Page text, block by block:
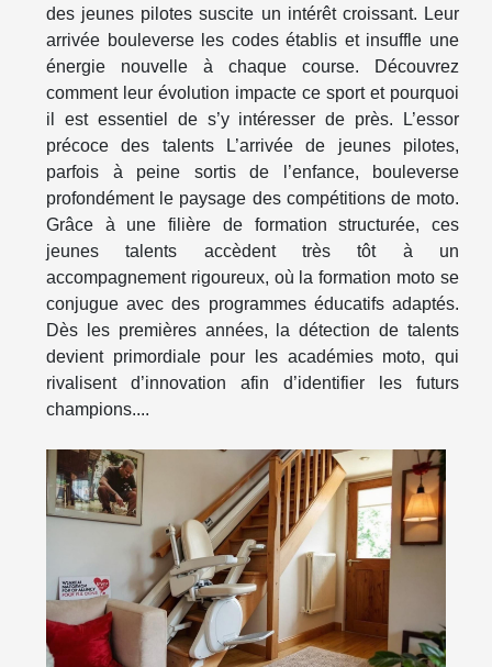
des jeunes pilotes suscite un intérêt croissant. Leur
arrivée bouleverse les codes établis et insuffle une
énergie nouvelle à chaque course. Découvrez
comment leur évolution impacte ce sport et pourquoi
il est essentiel de s’y intéresser de près. L’essor
précoce des talents L’arrivée de jeunes pilotes,
parfois à peine sortis de l’enfance, bouleverse
profondément le paysage des compétitions de moto.
Grâce à une filière de formation structurée, ces
jeunes talents accèdent très tôt à un
accompagnement rigoureux, où la formation moto se
conjugue avec des programmes éducatifs adaptés.
Dès les premières années, la détection de talents
devient primordiale pour les académies moto, qui
rivalisent d’innovation afin d’identifier les futurs
champions....